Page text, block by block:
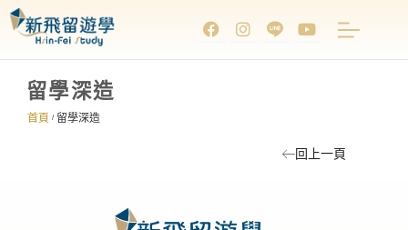
留學深造
首頁 / 留學深造
回上一頁